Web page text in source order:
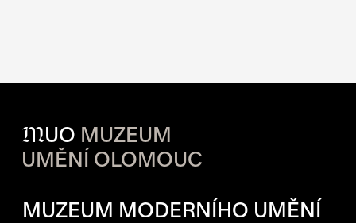
MUO MUZEUM
UMĚNÍ OLOMOUC
MUZEUM MODERNÍHO UMĚNÍ